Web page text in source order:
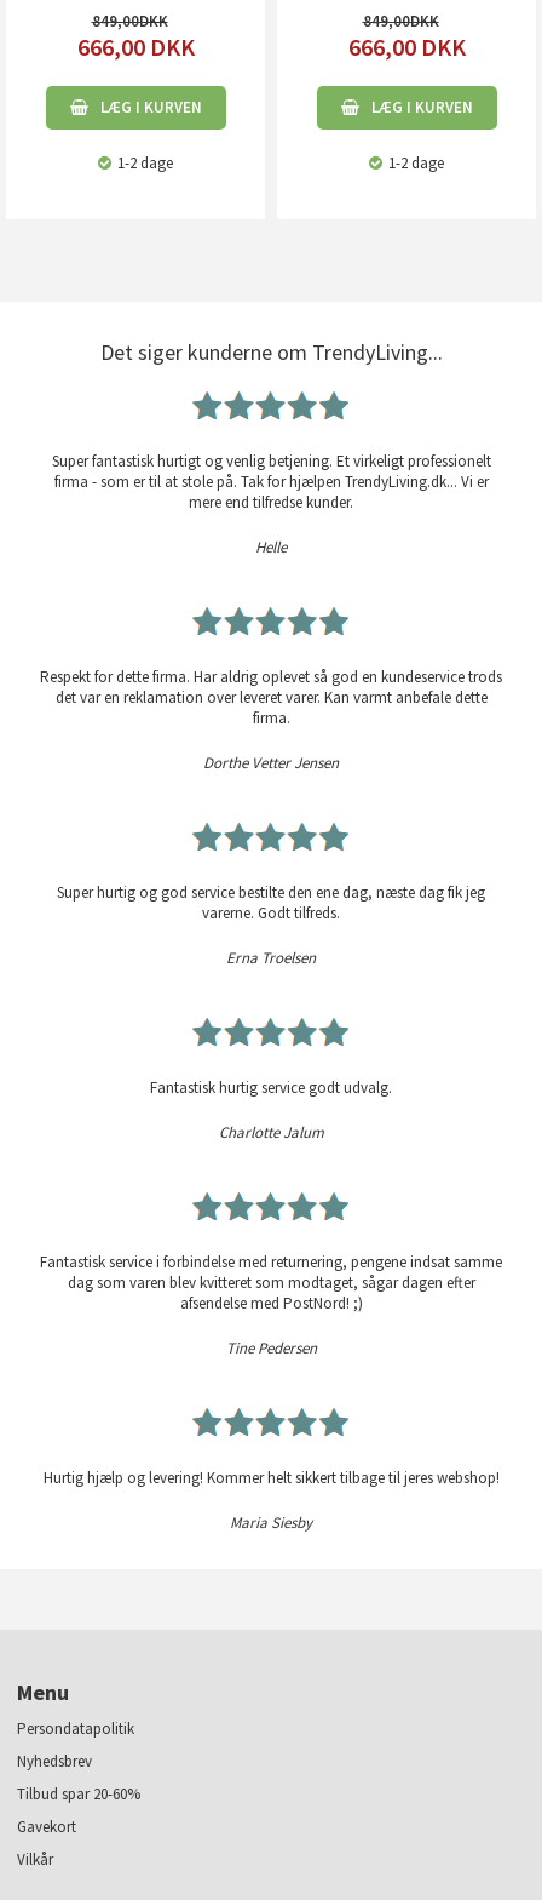
849,00
666,00 DKK
LÆG I KURVEN
1-2 dage
849,00
666,00 DKK
LÆG I KURVEN
1-2 dage
Det siger kunderne om TrendyLiving...
Super fantastisk hurtigt og venlig betjening. Et virkeligt professionelt
firma - som er til at stole på. Tak for hjælpen TrendyLiving.dk... Vi er
mere end tilfredse kunder.
Helle
Respekt for dette firma. Har aldrig oplevet så god en kundeservice trods
det var en reklamation over leveret varer. Kan varmt anbefale dette
firma.
Dorthe Vetter Jensen
Super hurtig og god service bestilte den ene dag, næste dag fik jeg
varerne. Godt tilfreds.
Erna Troelsen
Fantastisk hurtig service godt udvalg.
Charlotte Jalum
Fantastisk service i forbindelse med returnering, pengene indsat samme
dag som varen blev kvitteret som modtaget, sågar dagen efter
afsendelse med PostNord! ;)
Tine Pedersen
Hurtig hjælp og levering! Kommer helt sikkert tilbage til jeres webshop!
Maria Siesby
Menu
Persondatapolitik
Nyhedsbrev
Tilbud spar 20-60%
Gavekort
Vilkår